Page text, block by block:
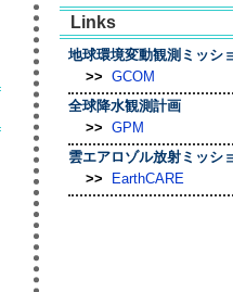
Links
地球環境変動観測ミッシ
>> GCOM
全球降水観測計画
>> GPM
雲エアロゾル放射ミッシ
>>
EarthCARE